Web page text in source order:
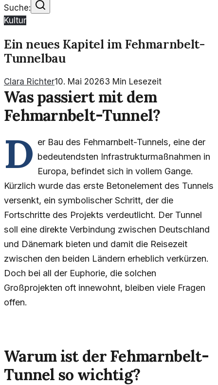
Suche:
Kultur
Ein neues Kapitel im Fehmarnbelt-
Tunnelbau
Clara Richter10. Mai 20263 Min Lesezeit
Was passiert mit dem
Fehmarnbelt-Tunnel?
D er Bau des Fehmarnbelt-Tunnels, eine der
bedeutendsten Infrastrukturmaßnahmen in
Europa, befindet sich in vollem Gange.
Kürzlich wurde das erste Betonelement des Tunnels
versenkt, ein symbolischer Schritt, der die
Fortschritte des Projekts verdeutlicht. Der Tunnel
soll eine direkte Verbindung zwischen Deutschland
und Dänemark bieten und damit die Reisezeit
zwischen den beiden Ländern erheblich verkürzen.
Doch bei all der Euphorie, die solchen
Großprojekten oft innewohnt, bleiben viele Fragen
offen.
Warum ist der Fehmarnbelt-
Tunnel so wichtig?